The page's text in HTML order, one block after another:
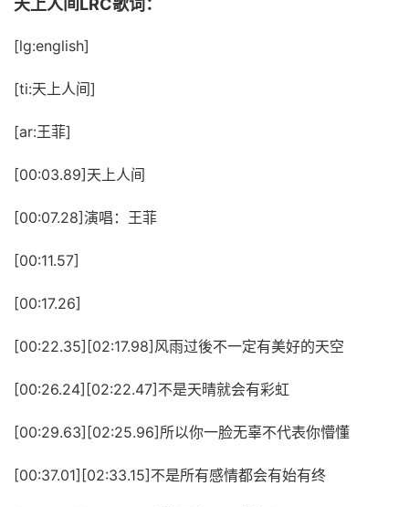
天上人间LRC歌词：
[lg:english]
[ti:天上人间]
[ar:王菲]
[00:03.89]天上人间
[00:07.28]演唱：王菲
[00:11.57]
[00:17.26]
[00:22.35][02:17.98]风雨过後不一定有美好的天空
[00:26.24][02:22.47]不是天晴就会有彩虹
[00:29.63][02:25.96]所以你一脸无辜不代表你懵懂
[00:37.01][02:33.15]不是所有感情都会有始有终